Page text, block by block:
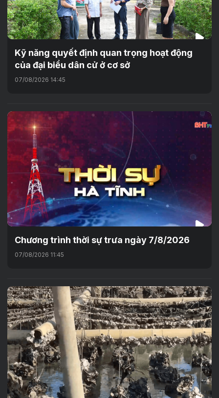
Kỹ năng quyết định quan trọng hoạt động
của đại biểu dân cử ở cơ sở
07/08/2026 14:45
Chương trình thời sự trưa ngày 7/8/2026
07/08/2026 11:45